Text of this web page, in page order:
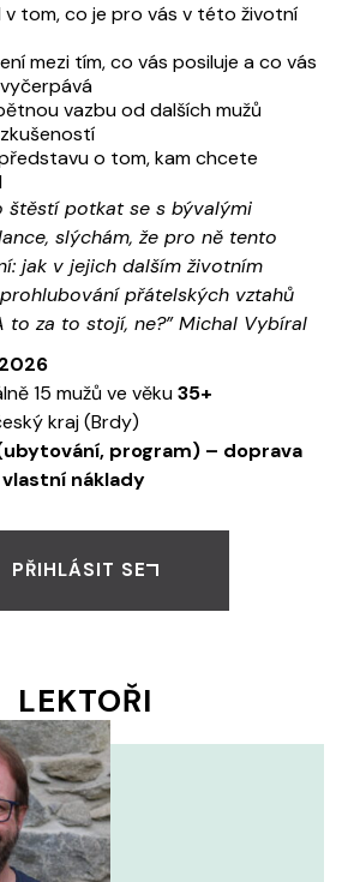
tom, co je pro vás v této životní
mezi tím, co vás posiluje a co vás
vazbu od dalších mužů
o tom, kam chcete
štěstí potkat se s bývalými
slýchám, že pro ně tento
jak v jejich dalším životním
přátelských vztahů
to za to stojí, ne?” Michal Vybíral
15 mužů ve věku35+
kraj (Brdy)
program) – doprava
náklady
PŘIHLÁSIT SE
LEKTOŘI